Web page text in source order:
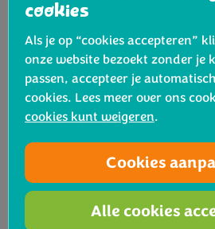
Bekijk alle Bimi®
Onze
recepten
De zomer is de ideale tijd om
We hebben een hele rits aan
hier zijn een paar van onze
cookies
Als je op “cookies accepteren”
onze website bezoekt zonder je
passen, accepteer je
cookies. Lees meer over ons
cookies kunt weigeren.
Cookies
Alle cookies